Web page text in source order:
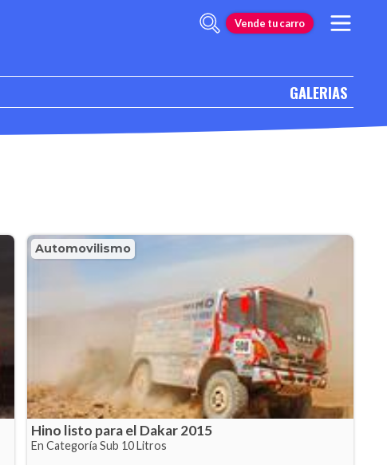
Vende tu carro
GALERIAS
Automovilismo
Hino listo para el Dakar 2015
En Categoría Sub 10 Litros